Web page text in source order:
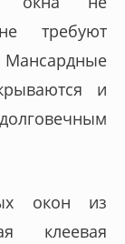
требуют
Мансардные
и
окон из
клеевая